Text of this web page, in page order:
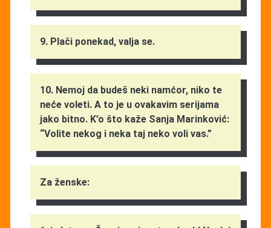
9. Plači ponekad, valja se.
10. Nemoj da budeš neki namćor, niko te
neće voleti. A to je u ovakavim serijama
jako bitno. K’o što kaže Sanja Marinković:
“Volite nekog i neka taj neko voli vas.”
Za ženske: